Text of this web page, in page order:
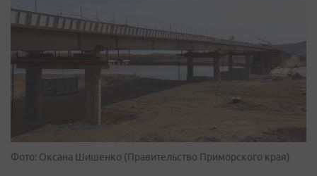
Фото: Оксана Шишенко (Правительство Приморского края)